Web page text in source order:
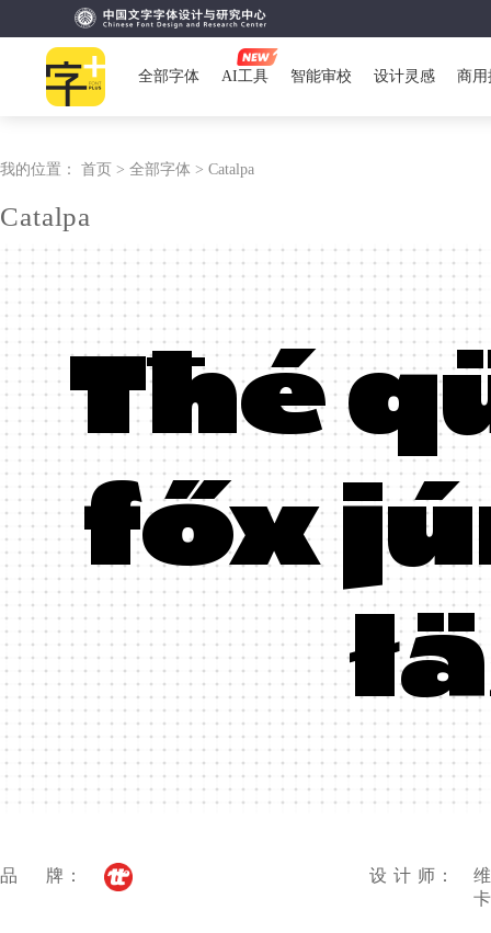
全部字体 AI工具 智能审校 设计灵感 商用
我的位置： 首页 > 全部字体 > Catalpa
Catalpa
Tħé
főx
品 牌： 设 计 师：